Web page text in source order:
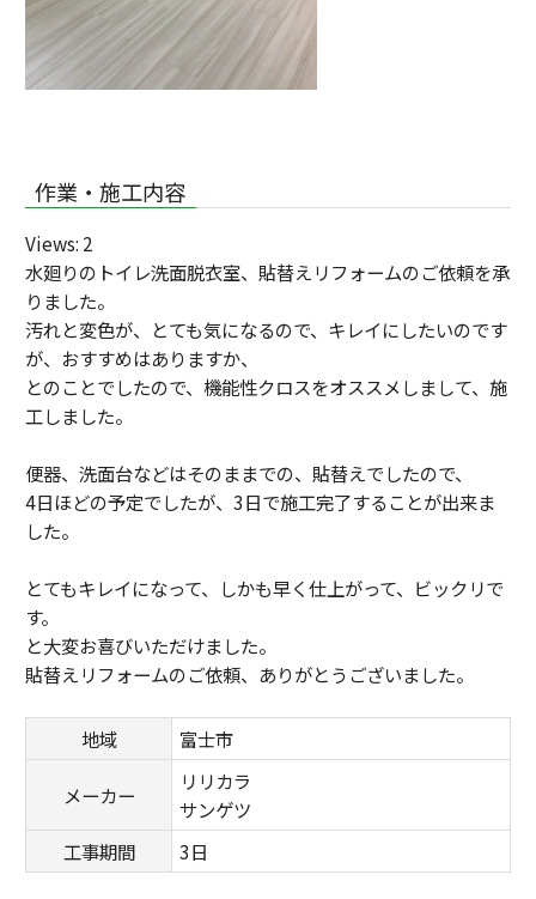
作業・施工内容
Views: 2
水廻りのトイレ洗面脱衣室、貼替えリフォームのご依頼を承
りました。
汚れと変色が、とても気になるので、キレイにしたいのです
が、おすすめはありますか、
とのことでしたので、機能性クロスをオススメしまして、施
工しました。
便器、洗面台などはそのままでの、貼替えでしたので、
4日ほどの予定でしたが、3日で施工完了することが出来ま
した。
とてもキレイになって、しかも早く仕上がって、ビックリで
す。
と大変お喜びいただけました。
貼替えリフォームのご依頼、ありがとうございました。
地域 富士市
メーカー
リリカラ
サンゲツ
工事期間
3日